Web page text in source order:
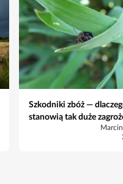
Szkodniki zbóż —
stanowią tak duże